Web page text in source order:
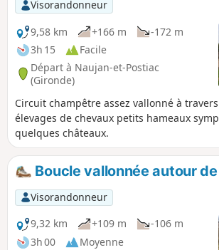
Visorandonneur
9,58 km
+166 m
-172 m
3h 15
Facile
Départ à Naujan-et-Postiac
(Gironde)
Circuit champêtre assez vallonné à
élevages de chevaux petits hameaux
quelques châteaux.
Boucle vallonnée autour
Visorandonneur
9,32 km
+109 m
-106 m
3h 00
Moyenne